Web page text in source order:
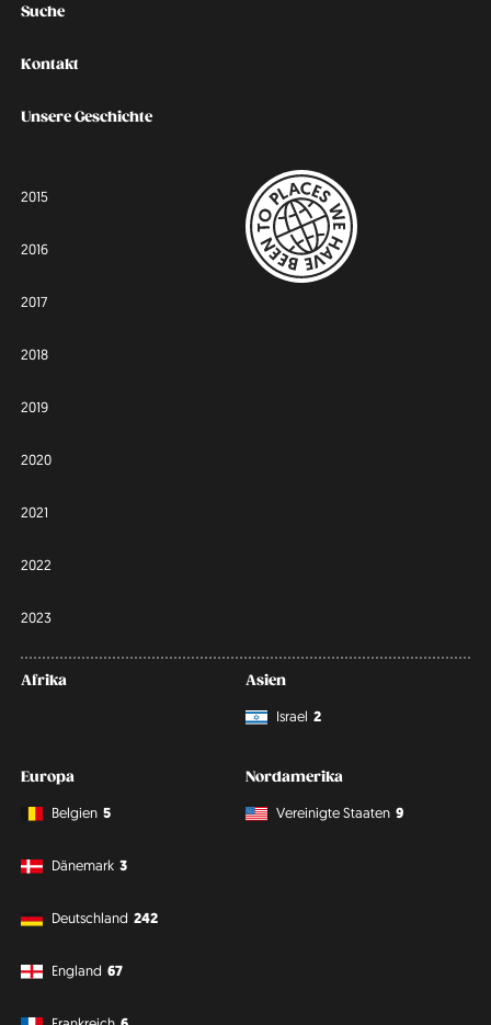
Suche
Kontakt
Unsere Geschichte
2015
2016
2017
2018
2019
2020
2021
2022
2023
Afrika
Asien
Israel 2
Europa
Belgien 5
Dänemark 3
Deutschland 242
England 67
Nordamerika
Vereinigte Staaten 9